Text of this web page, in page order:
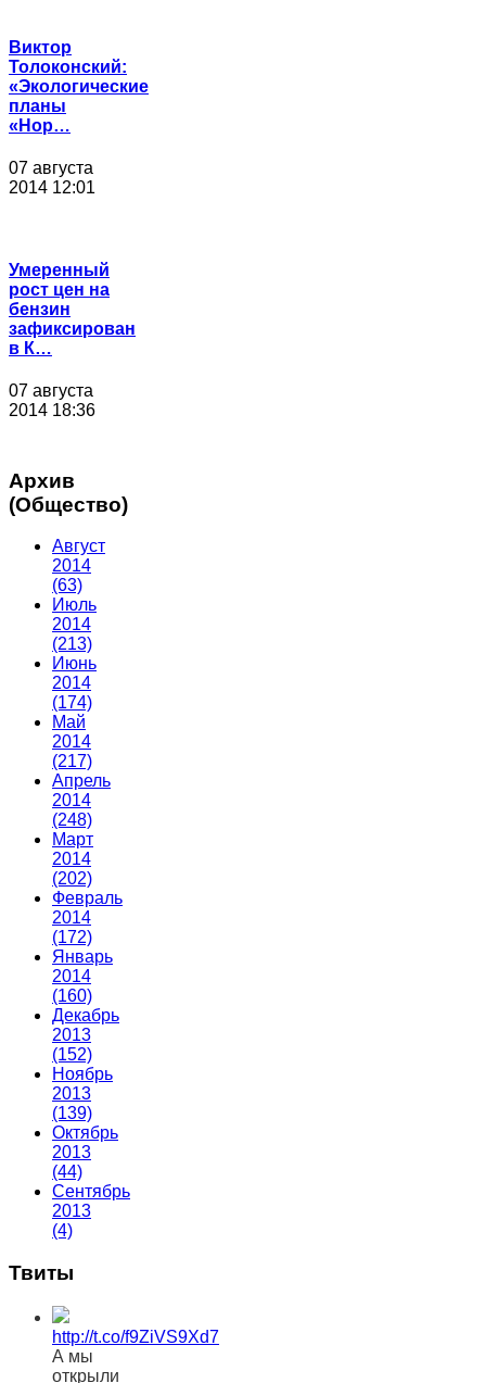
Виктор
Толоконский:
«Экологические
планы
«Нор…
07 августа
2014 12:01
Умеренный
рост цен на
бензин
зафиксирован
в К…
07 августа
2014 18:36
Архив
(Общество)
Август
2014
(63)
Июль
2014
(213)
Июнь
2014
(174)
Май
2014
(217)
Апрель
2014
(248)
Март
2014
(202)
Февраль
2014
(172)
Январь
2014
(160)
Декабрь
2013
(152)
Ноябрь
2013
(139)
Октябрь
2013
(44)
Сентябрь
2013
(4)
Твиты
http://t.co/f9ZiVS9Xd7
А мы
открыли